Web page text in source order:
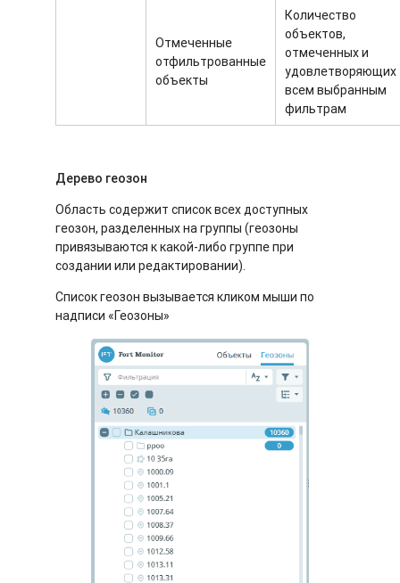
Отмеченные
отфильтрованные
объекты
Количество
объектов,
отмеченных и
удовлетворяющих
всем выбранным
фильтрам
Дерево геозон
Область содержит список всех доступных
геозон, разделенных на группы (геозоны
привязываются к какой-либо группе при
создании или редактировании).
Список геозон вызывается кликом мыши по
надписи «Геозоны»